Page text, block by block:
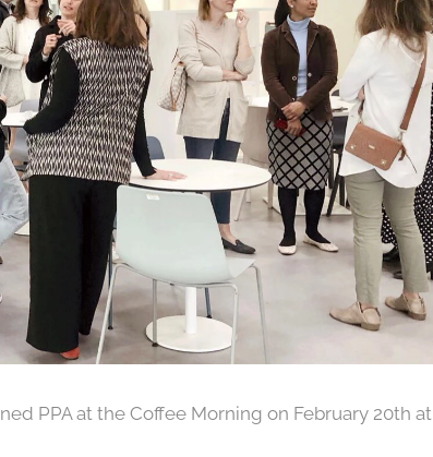
PPA at the Coffee Morning on February 20th at